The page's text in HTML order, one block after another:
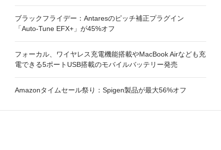
ブラックフライデー：Antaresのピッチ補正プラグイン
「Auto-Tune EFX+」が45%オフ
フォーカル、ワイヤレス充電機能搭載やMacBook Airなども充
電できる5ポートUSB搭載のモバイルバッテリー発売
Amazonタイムセール祭り：Spigen製品が最大56%オフ